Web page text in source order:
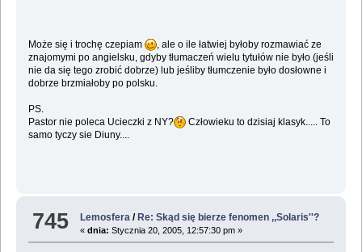
Może się i trochę czepiam
, ale o ile łatwiej byłoby rozmawiać ze
znajomymi po angielsku, gdyby tłumaczeń wielu tytułów nie było (jeśli
nie da się tego zrobić dobrze) lub jeśliby tłumczenie było dosłowne i
dobrze brzmiałoby po polsku.
PS.
Pastor nie poleca Ucieczki z NY?
Człowieku to dzisiaj klasyk..... To
samo tyczy sie Diuny....
745 Lemosfera /Re: Skąd się bierze fenomen ,,Solaris''?
«dnia: Stycznia 20, 2005, 12:57:30 pm »